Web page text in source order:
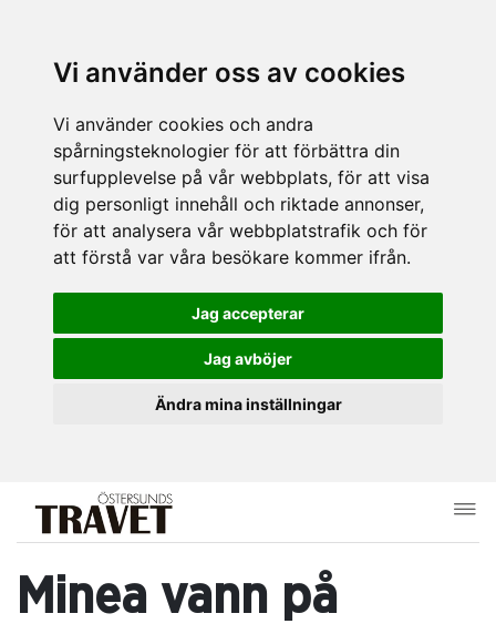
Vi använder oss av cookies
Vi använder cookies och andra
spårningsteknologier för att förbättra din
surfupplevelse på vår webbplats, för att visa
dig personligt innehåll och riktade annonser,
för att analysera vår webbplatstrafik och för
att förstå var våra besökare kommer ifrån.
Jag accepterar
Jag avböjer
Ändra mina inställningar
Minea vann på